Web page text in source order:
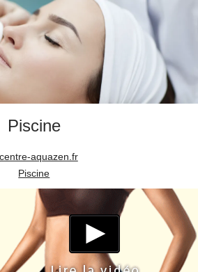
Piscine
centre-aquazen.fr
Piscine